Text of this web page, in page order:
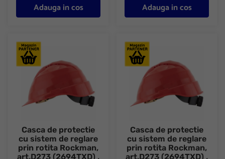
Adauga in cos Adauga in cos
Casca de protectie cu sistem de reglare prin rotita Rockman,
Casca de protectie
cu sistem de reglare
prin rotita Rockman,
art.D273 (2694TXD) ,
Casca de protectie cu sistem
Casca de protectie
cu sistem de reglare
prin rotita Rockman,
art.D273 (2694TXD) ,